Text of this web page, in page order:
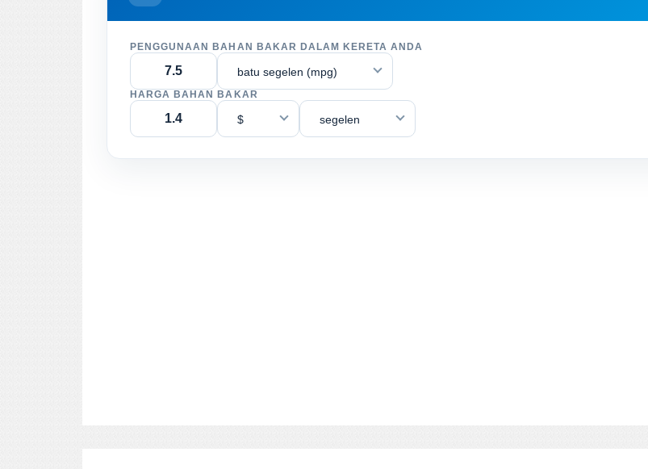
PENGGUNAAN BAHAN BAKAR DALAM KERETA ANDA
batu segelen (mpg)
HARGA BAHAN BAKAR
$ segelen